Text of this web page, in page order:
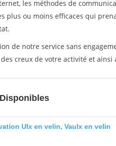
les méthodes de
plus ou moins efficaces qui
de notre service sans
creux de votre activité et ainsi
Ulx en velin, Vaulx en velin